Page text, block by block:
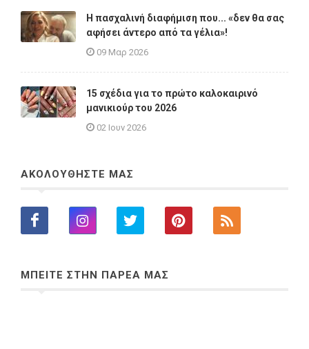
Η πασχαλινή διαφήμιση που... «δεν θα σας
αφήσει άντερο από τα γέλια»!
09 Μαρ 2026
15 σχέδια για το πρώτο καλοκαιρινό
μανικιούρ του 2026
02 Ιουν 2026
ΑΚΟΛΟΥΘΗΣΤΕ ΜΑΣ
ΜΠΕΙΤΕ ΣΤΗΝ ΠΑΡΕΑ ΜΑΣ